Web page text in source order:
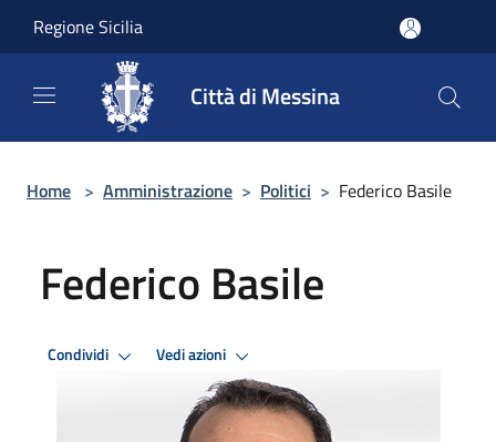
Regione Sicilia
Città di Messina
Home > Amministrazione > Politici > Federico Basile
Federico Basile
Condividi Vedi azioni